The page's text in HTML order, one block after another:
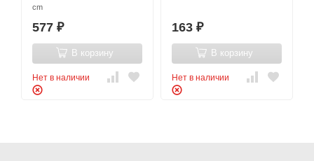
cm
577 ₽
В корзину
Нет в наличии
163 ₽
В корзину
Нет в наличии